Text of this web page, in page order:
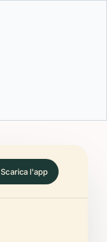
Scarica l'app